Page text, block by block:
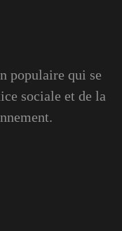
populaire qui se
sociale et de la